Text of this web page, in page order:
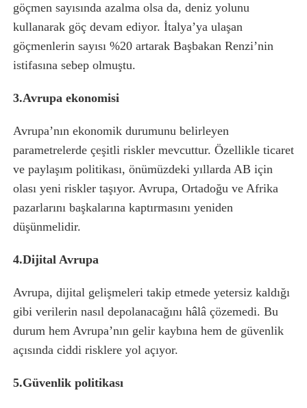
göçmen sayısında azalma olsa da, deniz yolunu
kullanarak göç devam ediyor. İtalya’ya ulaşan
göçmenlerin sayısı %20 artarak Başbakan Renzi’nin
istifasına sebep olmuştu.
3.Avrupa ekonomisi
Avrupa’nın ekonomik durumunu belirleyen
parametrelerde çeşitli riskler mevcuttur. Özellikle ticaret
ve paylaşım politikası, önümüzdeki yıllarda AB için
olası yeni riskler taşıyor. Avrupa, Ortadoğu ve Afrika
pazarlarını başkalarına kaptırmasını yeniden
düşünmelidir.
4.Dijital Avrupa
Avrupa, dijital gelişmeleri takip etmede yetersiz kaldığı
gibi verilerin nasıl depolanacağını hâlâ çözemedi. Bu
durum hem Avrupa’nın gelir kaybına hem de güvenlik
açısında ciddi risklere yol açıyor.
5.Güvenlik politikası